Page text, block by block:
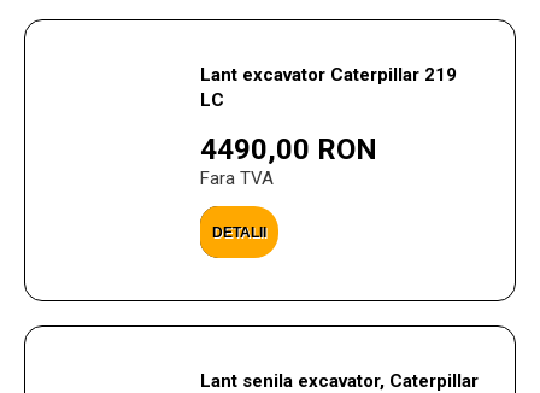
Lant excavator Caterpillar 219
LC
4490,00 RON
Fara TVA
DETALII
Lant senila excavator, Caterpillar